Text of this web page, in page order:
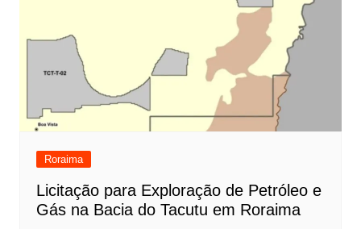
Roraima
Licitação para Exploração de Petróleo e
Gás na Bacia do Tacutu em Roraima